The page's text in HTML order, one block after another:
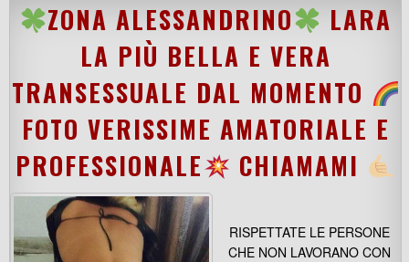
ZONA ALESSANDRINO
LARA
LA PIÙ BELLA E VERA
TRANSESSUALE DAL MOMENTO
FOTO VERISSIME AMATORIALE E
PROFESSIONALE
CHIAMAMI
RISPETTATE LE PERSONE
CHE NON LAVORANO CON